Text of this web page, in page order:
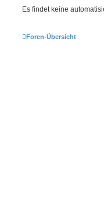
Es findet keine
Foren-Übersicht